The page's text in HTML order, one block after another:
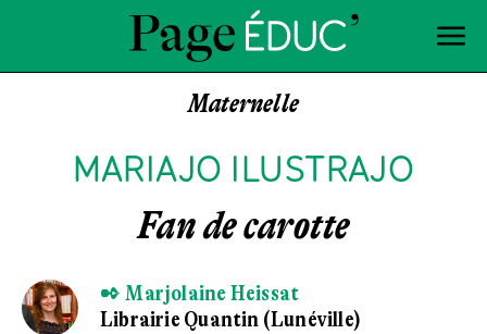
Maternelle
MARIAJO ILUSTRAJO
Fan de carotte
✒ Marjolaine Heissat
Librairie Quantin (Lunéville)